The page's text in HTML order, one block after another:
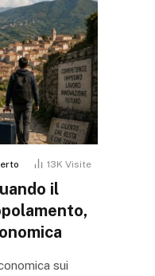
13K Visite
il
sui